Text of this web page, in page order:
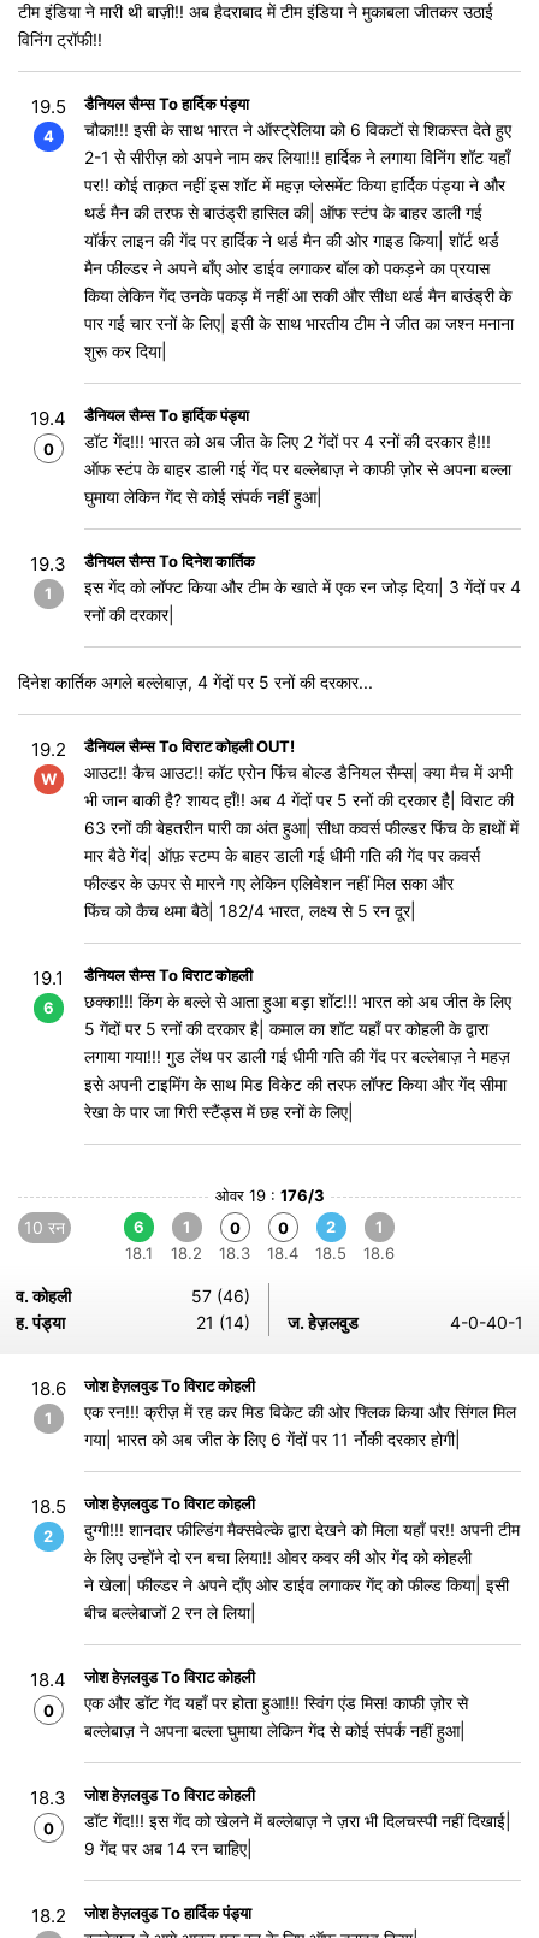
टीम इंडिया ने मारी थी बाज़ी!! अब हैदराबाद में टीम इंडिया ने मुकाबला जीतकर उठाई
विनिंग ट्रॉफी!!
19.5
4
डैनियल सैम्स To हार्दिक पंड्या
चौका!!! इसी के साथ भारत ने ऑस्ट्रेलिया को 6 विकटों से शिकस्त देते हुए
2-1 से सीरीज़ को अपने नाम कर लिया!!! हार्दिक ने लगाया विनिंग शॉट यहाँ
पर!! कोई ताक़त नहीं इस शॉट में महज़ प्लेसमेंट किया हार्दिक पंड्या ने और
थर्ड मैन की तरफ से बाउंड्री हासिल की| ऑफ स्टंप के बाहर डाली गई
यॉर्कर लाइन की गेंद पर हार्दिक ने थर्ड मैन की ओर गाइड किया| शॉर्ट थर्ड
मैन फील्डर ने अपने बाँए ओर डाईव लगाकर बॉल को पकड़ने का प्रयास
किया लेकिन गेंद उनके पकड़ में नहीं आ सकी और सीधा थर्ड मैन बाउंड्री के
पार गई चार रनों के लिए| इसी के साथ भारतीय टीम ने जीत का जश्न मनाना
शुरू कर दिया|
19.4
0
डैनियल सैम्स To हार्दिक पंड्या
डॉट गेंद!!! भारत को अब जीत के लिए 2 गेंदों पर 4 रनों की दरकार है!!!
ऑफ स्टंप के बाहर डाली गई गेंद पर बल्लेबाज़ ने काफी ज़ोर से अपना बल्ला
घुमाया लेकिन गेंद से कोई संपर्क नहीं हुआ|
19.3
1
डैनियल सैम्स To दिनेश कार्तिक
इस गेंद को लॉफ्ट किया और टीम के खाते में एक रन जोड़ दिया| 3 गेंदों पर 4
रनों की दरकार|
दिनेश कार्तिक अगले बल्लेबाज़, 4 गेंदों पर 5 रनों की दरकार...
19.2
W
डैनियल सैम्स To विराट कोहली OUT!
आउट!! कैच आउट!! कॉट एरोन फिंच बोल्ड डैनियल सैम्स| क्या मैच में अभी
भी जान बाकी है? शायद हाँ!! अब 4 गेंदों पर 5 रनों की दरकार है| विराट की
63 रनों की बेहतरीन पारी का अंत हुआ| सीधा कवर्स फील्डर फिंच के हाथों में
मार बैठे गेंद| ऑफ़ स्टम्प के बाहर डाली गई धीमी गति की गेंद पर कवर्स
फील्डर के ऊपर से मारने गए लेकिन एलिवेशन नहीं मिल सका और
फिंच को कैच थमा बैठे| 182/4 भारत, लक्ष्य से 5 रन दूर|
19.1
6
डैनियल सैम्स To विराट कोहली
छक्का!!! किंग के बल्ले से आता हुआ बड़ा शॉट!!! भारत को अब जीत के लिए
5 गेंदों पर 5 रनों की दरकार है| कमाल का शॉट यहाँ पर कोहली के द्वारा
लगाया गया!!! गुड लेंथ पर डाली गई धीमी गति की गेंद पर बल्लेबाज़ ने महज़
इसे अपनी टाइमिंग के साथ मिड विकेट की तरफ लॉफ्ट किया और गेंद सीमा
रेखा के पार जा गिरी स्टैंड्स में छह रनों के लिए|
ओवर 19 : 176/3
10 रन
6
18.1
1
18.2
0
18.3
0
18.4
2
18.5
1
18.6
व. कोहली
57 (46)
ह. पंड्या
21 (14) ज. हेज़लवुड 4-0-40-1
18.6
1
जोश हेज़लवुड To विराट कोहली
एक रन!!! क्रीज़ में रह कर मिड विकेट की ओर फ्लिक किया और सिंगल मिल
गया| भारत को अब जीत के लिए 6 गेंदों पर 11 र्नोकी दरकार होगी|
18.5
2
जोश हेज़लवुड To विराट कोहली
दुग्गी!!! शानदार फील्डिंग मैक्सवेल्के द्वारा देखने को मिला यहाँ पर!! अपनी टीम
के लिए उन्होंने दो रन बचा लिया!! ओवर कवर की ओर गेंद को कोहली
ने खेला| फील्डर ने अपने दाँए ओर डाईव लगाकर गेंद को फील्ड किया| इसी
बीच बल्लेबाजों 2 रन ले लिया|
18.4
0
जोश हेज़लवुड To विराट कोहली
एक और डॉट गेंद यहाँ पर होता हुआ!!! स्विंग एंड मिस! काफी ज़ोर से
बल्लेबाज़ ने अपना बल्ला घुमाया लेकिन गेंद से कोई संपर्क नहीं हुआ|
18.3
0
जोश हेज़लवुड To विराट कोहली
डॉट गेंद!!! इस गेंद को खेलने में बल्लेबाज़ ने ज़रा भी दिलचस्पी नहीं दिखाई|
9 गेंद पर अब 14 रन चाहिए|
18.2 जोश हेज़लवुड To हार्दिक पंड्या